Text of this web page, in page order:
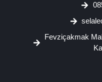
Fevziçakmak